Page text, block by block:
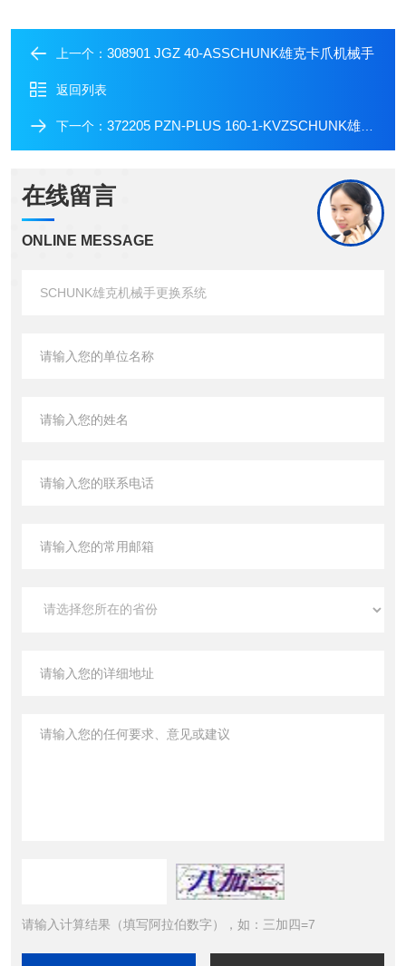
上一个： 308901 JGZ 40-ASSCHUNK雄克卡爪机械手
返回列表
下一个： 372205 PZN-PLUS 160-1-KVZSCHUNK雄克动力放大型气缸抓手
在线留言
ONLINE MESSAGE
请输入计算结果（填写阿拉伯数字），如：三加四=7